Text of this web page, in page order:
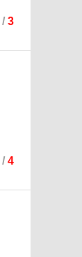
/ 3
/ 4